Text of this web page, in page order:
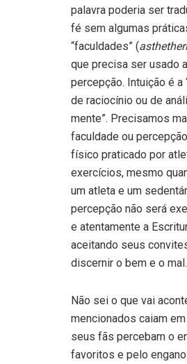
palavra poderia ser
fé sem algumas
“faculdades” (
que precisa ser usado
percepção. Intuição é
de raciocínio ou de
mente”. Precisamos
faculdade ou
físico praticado por
exercícios, mesmo
um atleta e um
percepção não será
e atentamente a
aceitando seus
discernir o bem e o
Não sei o que vai
mencionados caiam
seus fãs percebam o
favoritos e pelo